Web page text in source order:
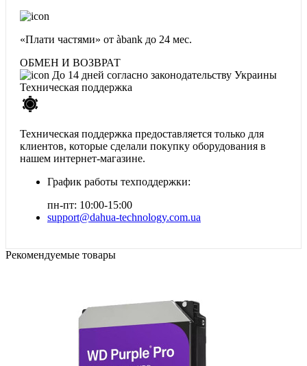
«Плати частями» от àbank до 24 мес.
ОБМЕН И ВОЗВРАТ
До 14 дней согласно законодательству Украины
Техническая поддержка
Техническая поддержка предоставляется только для
клиентов, которые сделали покупку оборудования в
нашем интернет-магазине.
График работы техподдержки:
пн-пт: 10:00-15:00
support@dahua-technology.com.ua
Рекомендуемые товары